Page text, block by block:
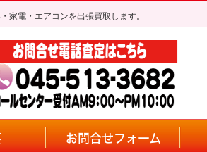
家電・エアコンを出張買取します。
お問合せフォーム